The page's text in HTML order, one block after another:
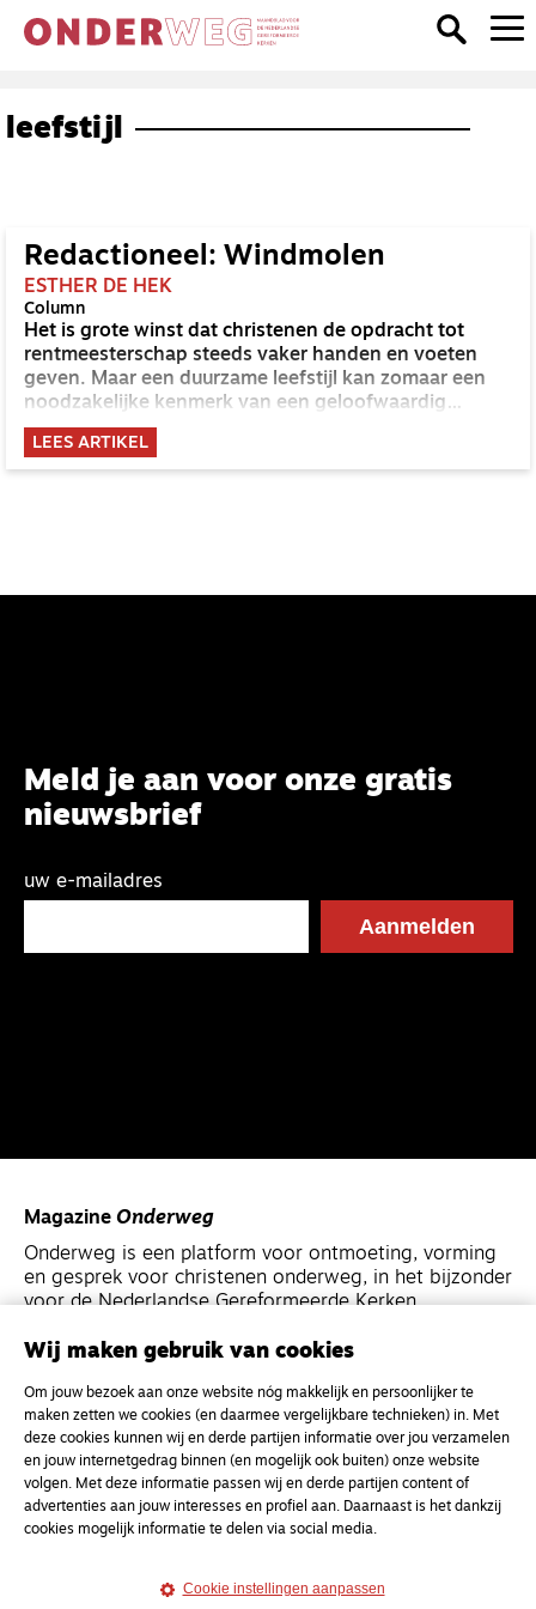
leefstijl
Redactioneel: Windmolen
ESTHER DE HEK
Column
Het is grote winst dat christenen de opdracht tot
rentmeesterschap steeds vaker handen en voeten
geven. Maar een duurzame leefstijl kan zomaar een
noodzakelijke kenmerk van een geloofwaardig
kerkmens worden.
LEES ARTIKEL
Meld je aan voor onze gratis
nieuwsbrief
uw e-mailadres
Magazine Onderweg
Onderweg is een platform voor ontmoeting, vorming
en gesprek voor christenen onderweg, in het bijzonder
voor de Nederlandse Gereformeerde Kerken.
Magazine
Onderweg
Kvk-nummer 33277063
NL46 INGB 0117 5827 86
info@onderwegonline.nl
Wij maken gebruik van cookies
Om jouw bezoek aan onze website nóg makkelijk en persoonlijker te
maken zetten we cookies (en daarmee vergelijkbare technieken) in. Met
deze cookies kunnen wij en derde partijen informatie over jou verzamelen
en jouw internetgedrag binnen (en mogelijk ook buiten) onze website
volgen. Met deze informatie passen wij en derde partijen content of
advertenties aan jouw interesses en profiel aan. Daarnaast is het dankzij
cookies mogelijk informatie te delen via social media.
Cookie instellingen aanpassen